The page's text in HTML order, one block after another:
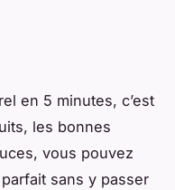
en 5 minutes, c’est
les bonnes
vous pouvez
sans y passer